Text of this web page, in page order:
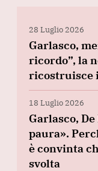
28 Luglio 2026
Garlasco,
ricordo”, la
ricostruisce
18 Luglio 2026
Garlasco,
paura».
è convinta
svolta